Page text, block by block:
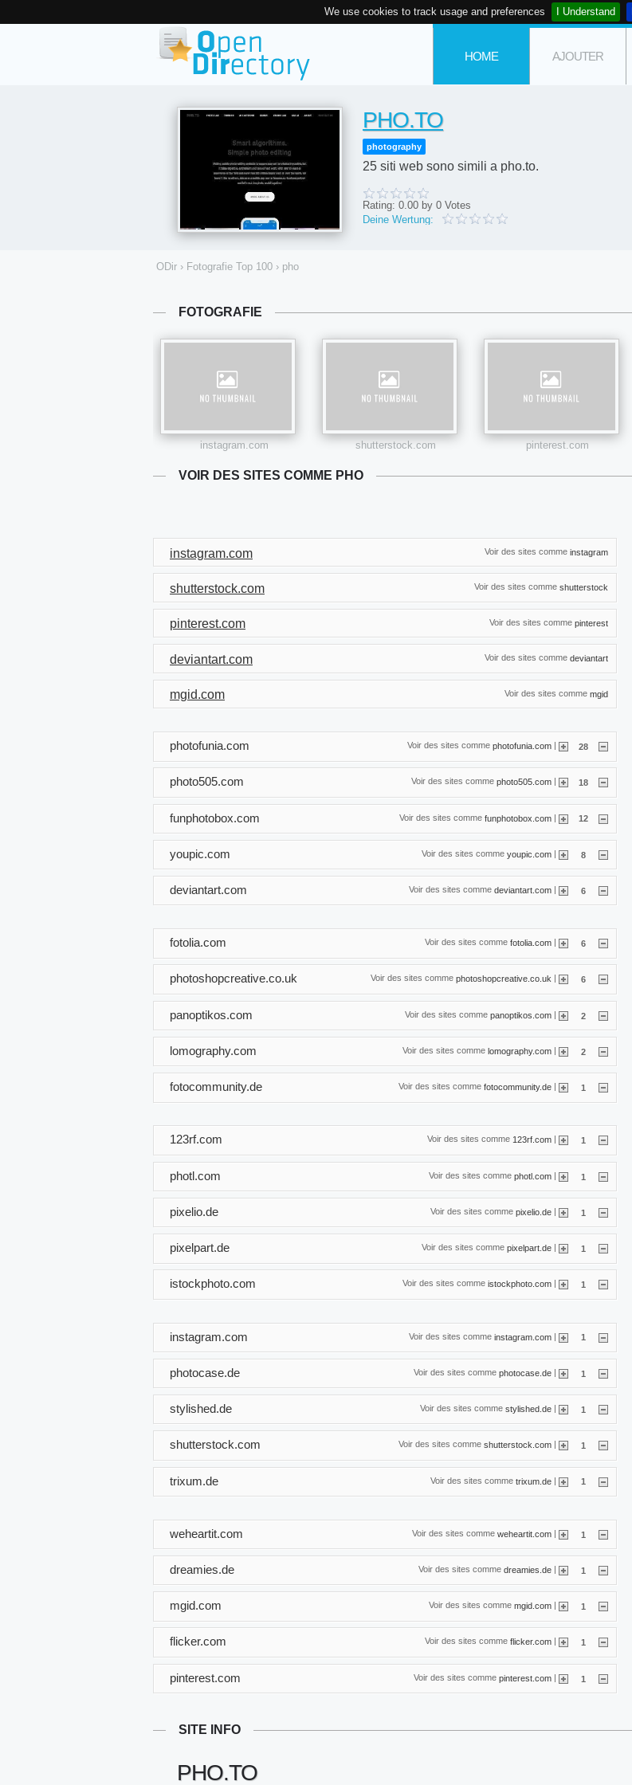
We use cookies to track usage and preferences I Understand
HOME AJOUTER
PHO.TO
photography
25 siti web sono simili a pho.to.
Rating: 0.00 by 0 Votes
Deine Wertung:
ODir › Fotografie Top 100 › pho
FOTOGRAFIE
instagram.com shutterstock.com pinterest.com
VOIR DES SITES COMME PHO
Voir des sites comme instagram
instagram.com
Voir des sites comme shutterstock
shutterstock.com
Voir des sites comme pinterest
pinterest.com
Voir des sites comme deviantart
deviantart.com
Voir des sites comme mgid
mgid.com
Voir des sites comme photofunia.com | 28
photofunia.com
Voir des sites comme photo505.com 18
photo505.com
Voir des sites comme funphotobox.com | 12
funphotobox.com
Voir des sites comme youpic.com | 8
youpic.com
Voir des sites comme deviantart.com | 6
deviantart.com
Voir des sites comme fotolia.com 6
fotolia.com
Voir des sites comme photoshopcreative.co.uk 6
photoshopcreative.co.uk
Voir des sites comme panoptikos.com | 2
panoptikos.com
Voir des sites comme lomography.com | 2
lomography.com
Voir des sites comme fotocommunity.de | 1
fotocommunity.de
Voir des sites comme 123rf.com 1
123rf.com
Voir des sites comme photl.com | 1
photl.com
Voir des sites comme pixelio.de | 1
pixelio.de
Voir des sites comme pixelpart.de | 1
pixelpart.de
Voir des sites comme istockphoto.com 1
istockphoto.com
Voir des sites comme instagram.com | 1
instagram.com
Voir des sites comme photocase.de | 1
photocase.de
Voir des sites comme stylished.de | 1
stylished.de
Voir des sites comme shutterstock.com 1
shutterstock.com
Voir des sites comme trixum.de | 1
trixum.de
Voir des sites comme weheartit.com | 1
weheartit.com
Voir des sites comme dreamies.de | 1
dreamies.de
Voir des sites comme mgid.com 1
mgid.com
Voir des sites comme flicker.com 1
flicker.com
Voir des sites comme pinterest.com | 1
pinterest.com
SITE INFO
PHO.TO